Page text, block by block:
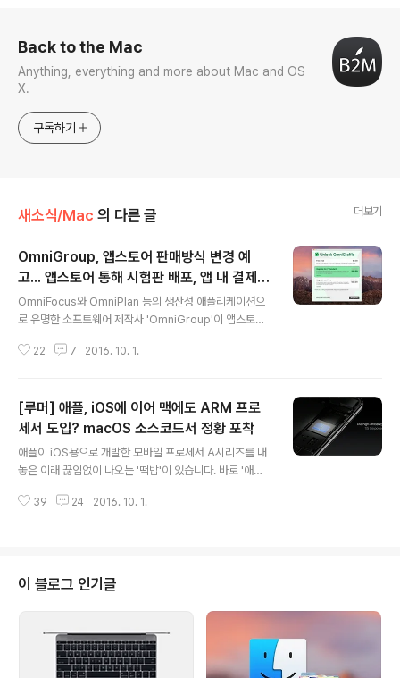
Back to the Mac
Anything, everything and more about Mac and OS
X.
구독하기
새소식/Mac 의 다른 글 더보기
OmniGroup, 앱스토어 판매방식 변경 예
고... 앱스토어 통해 시험판 배포, 앱 내 결제로
유료 버전 구매'
OmniFocus와 OmniPlan 등의 생산성 애플리케이션으
로 유명한 소프트웨어 제작사 'OmniGroup'이 앱스토어
할 예정이라고 발표했습니다. 앱 다운로드와 설치는 무료
up은 기존의 판매 모델로는 기존 고객에게 저렴한 업그레
이드 옵션이나 신규 구매자를 위한 무료 평가판을 제공할
수 없었다면서, 앱은 무료로 제공하고 추가 기능은 앱 내 과
금 형식으로 변경함으로써 이러한 문제를 해결할 수 있다
up 제품은 앱스토어에서 일반 버전을 먼저 구매한 뒤 앱 내
22 7 2016. 10. 1.
[루머] 애플, iOS에 이어 맥에도 ARM 프로
세서 도입? macOS 소스코드서 정황 포착
애플이 iOS용으로 개발한 모바일 프로세서 A시리즈를 내
놓은 이래 끊임없이 나오는 '떡밥'이 있습니다. 바로 '애플
프로세서로 교체하는 방안을 모색하고 있다'는 루머입니
을 시사하고 있습니다. 맥 사용자들에게는 정말 잊을 만 하
면 되풀이되는 이야기죠. 그런데 이제 단순 떡밥 수준으로
만 보기는 어려울 것 같습니다. 애플이 실제로 인텔칩 대신
A시리즈를 사용하려는 움직임이 포착되었기 때문입니다.
지난달 정식 출시한 애플의 데스크탑 운영체제 'macOS
시에라'가 그 근거로 제시됐습니다. 3..
39 24 2016. 10. 1.
이 블로그 인기글